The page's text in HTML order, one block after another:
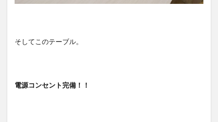
そしてこのテーブル。
電源コンセント完備！！